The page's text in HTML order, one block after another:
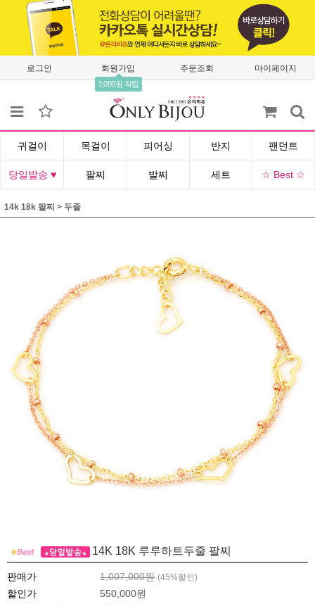
로그인 회원가입
3,000원 적립
주문조회 마이페이지
귀걸이 목걸이 피어싱 반지 팬던트
당일발송 ♥ 팔찌 발찌 세트 ☆ Best ☆
14k 18k 팔찌 > 두줄
14K 18K 루루하트두줄 팔찌
판매가 1,007,000원 (45%할인)
할인가
550,000원